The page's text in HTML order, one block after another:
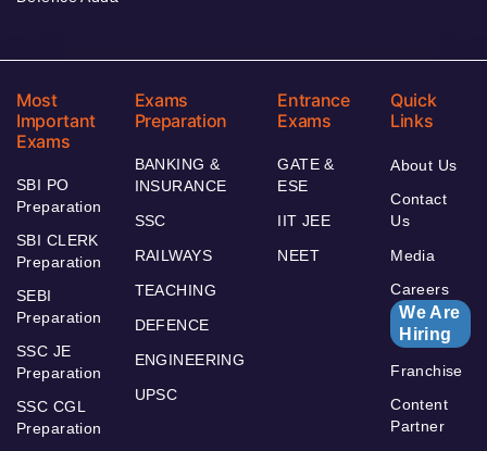
Most
Important
Exams
SBI PO
Preparation
SBI CLERK
Preparation
SEBI
Preparation
SSC JE
Preparation
SSC CGL
Preparation
Exams
Preparation
BANKING &
INSURANCE
SSC
RAILWAYS
TEACHING
DEFENCE
ENGINEERING
UPSC
Entrance
Exams
GATE &
ESE
IIT JEE
NEET
Quick
Links
About Us
Contact
Us
Media
Careers
We Are
Hiring
Franchise
Content
Partner